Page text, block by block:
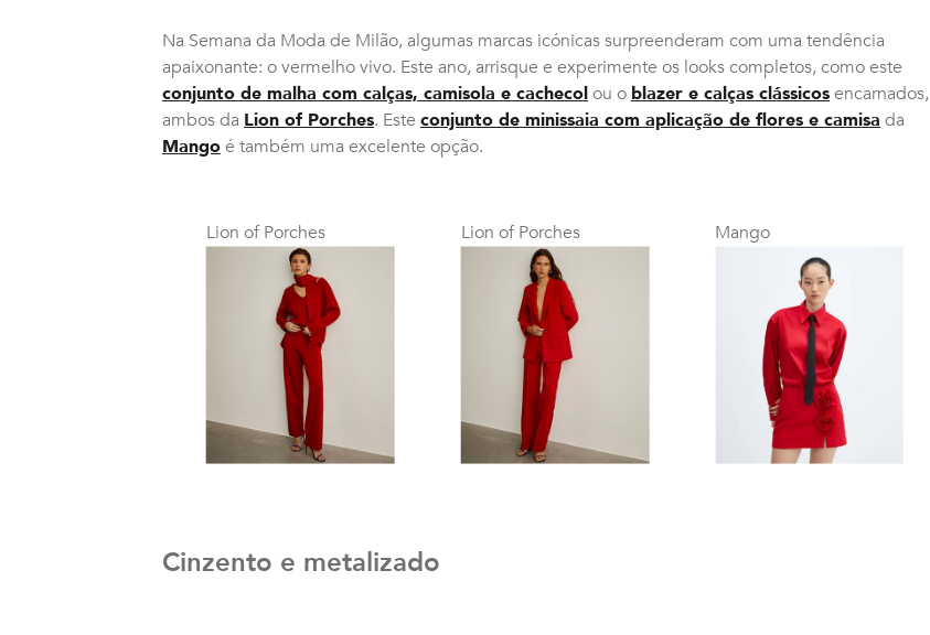
Na Semana da Moda de Milão, algumas marcas icónicas surpreenderam com uma tendência
apaixonante: o vermelho vivo. Este ano, arrisque e experimente os looks completos, como este
conjunto de malha com calças, camisola e cachecolou o blazer e calças clássicosencarnados,
ambos da Lion of Porches. Este conjunto de minissaia com aplicação de flores e camisa da
Mangoé também uma excelente opção.
Lion of Porches Lion of Porches Mango
Cinzento e metalizado